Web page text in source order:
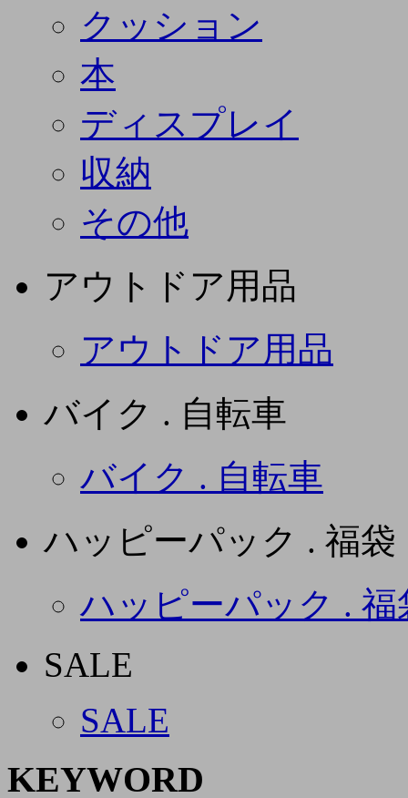
クッション
本
ディスプレイ
収納
その他
アウトドア用品
アウトドア用品
バイク . 自転車
バイク . 自転車
ハッピーパック . 福袋
ハッピーパック . 福
SALE
SALE
KEYWORD